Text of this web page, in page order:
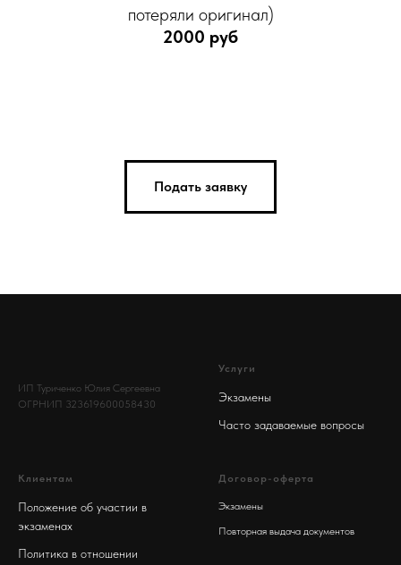
потеряли оригинал)
2000 руб
Подать заявку
ИП Туриченко Юлия Сергеевна
ОГРНИП 323619600058430
Услуги
Экзамены
Часто задаваемые вопросы
Клиентам
Положение об участии в
экзаменах
Политика в отношении
Договор-оферта
Экзамены
Повторная выдача документов